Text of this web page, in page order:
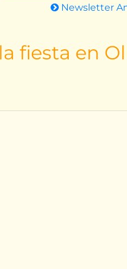
Newsletter
fiesta en